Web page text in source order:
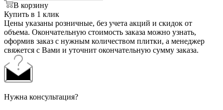
В корзину
Купить в 1 клик
Цены указаны розничные, без учета акций и скидок от
объема. Окончательную стоимость заказа можно узнать,
оформив заказ с нужным количеством плитки, а менеджер
свяжется с Вами и уточнит окончательную сумму заказа.
Нужна консультация?